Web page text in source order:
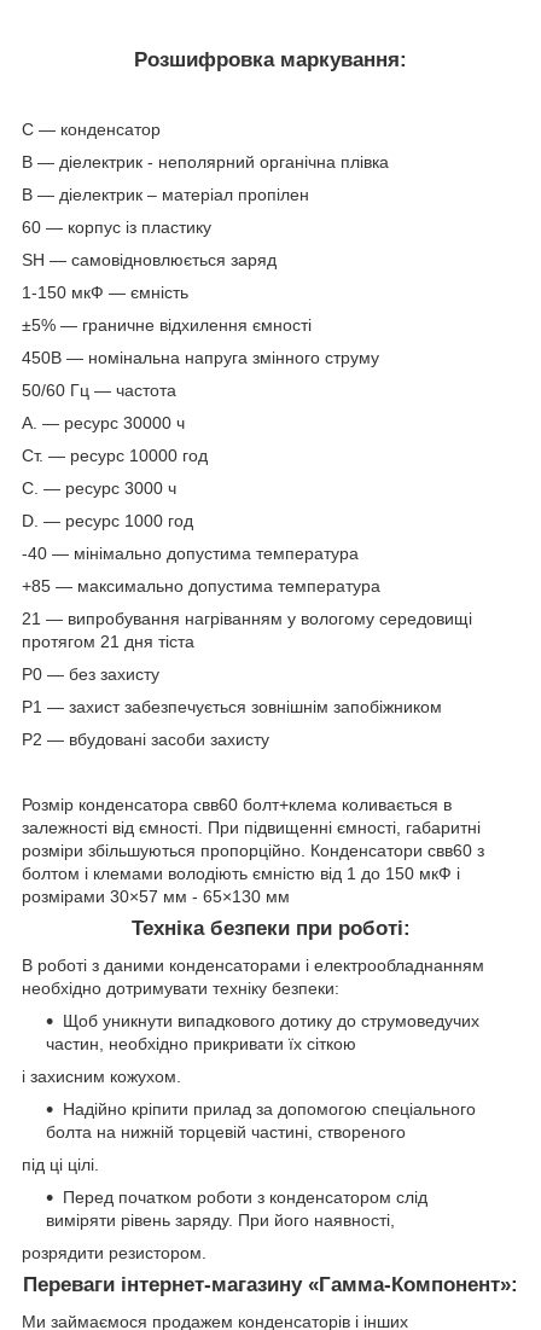
Розшифровка маркування:
С — конденсатор
В — діелектрик - неполярний органічна плівка
В — діелектрик – матеріал пропілен
60 — корпус із пластику
SH — самовідновлюється заряд
1-150 мкФ — ємність
±5% — граничне відхилення ємності
450В — номінальна напруга змінного струму
50/60 Гц — частота
А. — ресурс 30000 ч
Ст. — ресурс 10000 год
C. — ресурс 3000 ч
D. — ресурс 1000 год
-40 — мінімально допустима температура
+85 — максимально допустима температура
21 — випробування нагріванням у вологому середовищі
протягом 21 дня тіста
Р0 — без захисту
Р1 — захист забезпечується зовнішнім запобіжником
Р2 — вбудовані засоби захисту
Розмір конденсатора свв60 болт+клема коливається в
залежності від ємності. При підвищенні ємності, габаритні
розміри збільшуються пропорційно. Конденсатори свв60 з
болтом і клемами володіють ємністю від 1 до 150 мкФ і
розмірами 30×57 мм - 65×130 мм
Техніка безпеки при роботі:
В роботі з даними конденсаторами і електрообладнанням
необхідно дотримувати техніку безпеки:
Щоб уникнути випадкового дотику до струмоведучих
частин, необхідно прикривати їх сіткою
і захисним кожухом.
Надійно кріпити прилад за допомогою спеціального
болта на нижній торцевій частині, створеного
під ці цілі.
Перед початком роботи з конденсатором слід
виміряти рівень заряду. При його наявності,
розрядити резистором.
Переваги інтернет-магазину «Гамма-Компонент»:
Ми займаємося продажем конденсаторів і інших